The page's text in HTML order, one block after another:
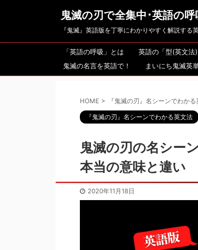
鬼滅の刃で全集中･英語の呼
『鬼滅』英語版を丁寧にわかりやすく解説する
「英語の呼吸」とは 英語の「型(英文法)
鬼滅の名言を英語で！
まいにち鬼滅英
HOME > 『鬼滅の刃』名シーンでわか
『鬼滅の刃』名シーンでわかる英文法
鬼滅の刃の名シー
本当の意味と違い
2020年11月18日